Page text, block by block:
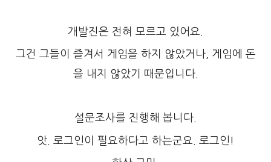
개발진은 전혀 모르고 있어요.
그건 그들이 즐겨서 게임을 하지 않았거나, 게임에 돈
을 내지 않았기 때문입니다.
설문조사를 진행해 봅니다.
앗. 로그인이 필요하다고 하는군요. 로그인!